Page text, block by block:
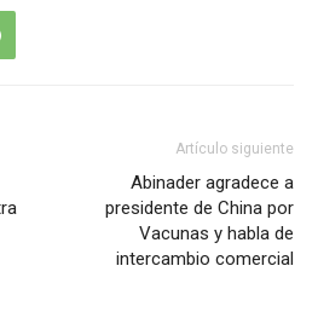
Artículo siguiente
Abinader agradece a
presidente de China por
Vacunas y habla de
intercambio comercial